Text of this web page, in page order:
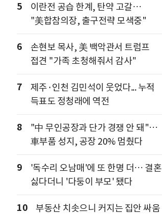
5
이란전 공습 한계, 탄약 고갈…
"美합참의장, 출구전략 모색중"
6
손현보 목사, 美 백악관서 트럼프
접견 "가족 초청해줘서 감사"
7
제주·인천 김민석이 웃었다... 누적
득표도 정청래에 역전
8
"中 무인공장과 단가 경쟁 안 돼"…
車부품 성지, 공장 20% 멈췄다
9
'독수리 오남매'에 또 한명 더… 결혼
싫다더니 '다둥이 부모' 됐다
10 부동산 치솟으니 커지는 집안 싸움